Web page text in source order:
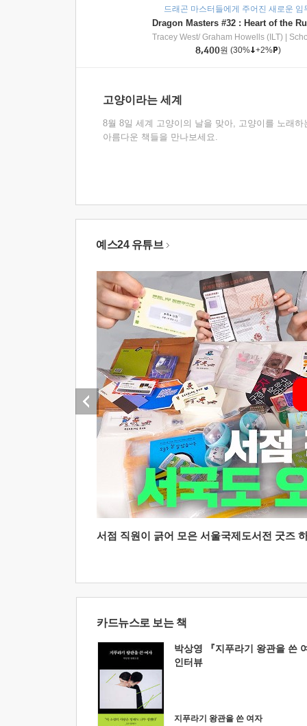
드래곤 마스터들에게 주어진 새로운 임
Tracey West/ Graham Howells (ILT)
8,400원 (30% +2% )
고양이라는 세계
8월 8일 세계 고양이의 날을 맞아, 고양이를 노래하
아름다운 책들을 만나보세요.
예스24 유튜브
서점 직원이 긁어 모은 서울국제도서전 굿즈
카드뉴스로 보는 책
박상영 『지푸라기 왕관을 쓴
인터뷰
지푸라기 왕관을 쓴 여자